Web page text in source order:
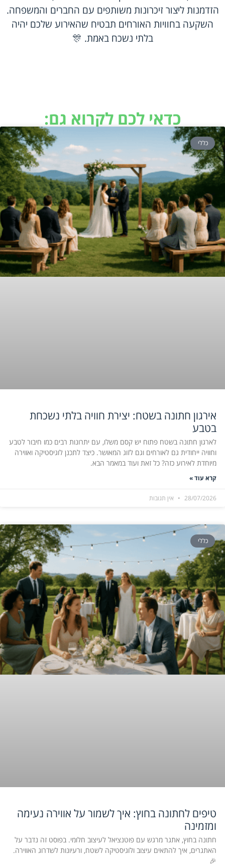
הזדמנות ליצור זיכרונות משותפים עם החברים והמשפחה.
השקעה בחוויות האורחים תבטיח שהאירוע שלכם יהיה
בלתי נשכח באמת. 🎊
כדאי לכם לקרוא גם:
כללי
אירגון חתונה בשטח: יצירת חוויה בלתי נשכחת
בטבע
לארגון חתונה בשטח פתוח יש קסם משלו, עם יתרונות רבים כמו חיבור לטבע
וחוויה ייחודית גם לאורחים וגם לזוג המאושר. כיצד לתכנן לוגיסטיקה ואווירה
מיוחדת לאירוע כזה? כל זאת ועוד במאמר הבא.
קרא עוד »
28/07/2026 אין תגובות
כללי
טיפים לחתונה בחוץ: איך לשמור על אווירה נעימה
ומזמינה
חתונה בחוץ, אתגר מרגש עם פוטנציאל לעיצוב חלומי. בפוסט זה נדבר על
האתגרים, איך להתאים עיצוב ולוגיסטיקה לשטח, ורעיונות לשדרוג האווירה.
🎉